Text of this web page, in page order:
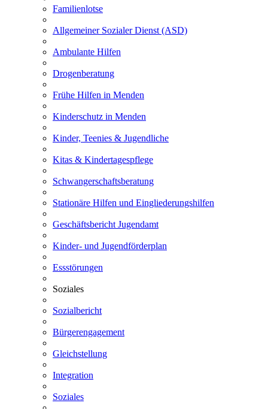
Familienlotse
Allgemeiner Sozialer Dienst (ASD)
Ambulante Hilfen
Drogenberatung
Frühe Hilfen in Menden
Kinderschutz in Menden
Kinder, Teenies & Jugendliche
Kitas & Kindertagespflege
Schwangerschaftsberatung
Stationäre Hilfen und Eingliederungshilfen
Geschäftsbericht Jugendamt
Kinder- und Jugendförderplan
Essstörungen
Soziales
Sozialbericht
Bürgerengagement
Gleichstellung
Integration
Soziales